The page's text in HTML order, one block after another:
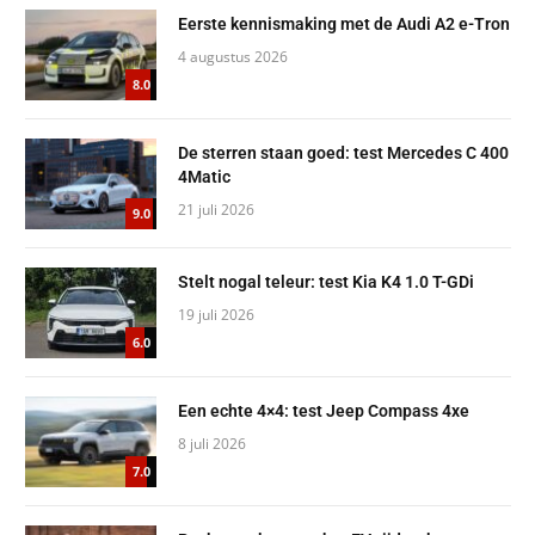
8.0
Eerste kennismaking met de Audi A2 e-Tron
4 augustus 2026
9.0
De sterren staan goed: test Mercedes C 400
4Matic
21 juli 2026
6.0
Stelt nogal teleur: test Kia K4 1.0 T-GDi
19 juli 2026
7.0
Een echte 4×4: test Jeep Compass 4xe
8 juli 2026